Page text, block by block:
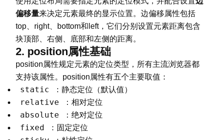
偏移量来决定元素最终的显示位置。边偏移属性包括
top、right、bottom和left，它们分别设置元素距离包含
块顶部、右侧、底部和左侧的距离。
2. position属性基础
position属性规定元素的定位类型，所有主流浏览器都
支持该属性。position属性有五个主要取值：
static ：静态定位（默认值）
relative ：相对定位
absolute ：绝对定位
fixed ：固定定位